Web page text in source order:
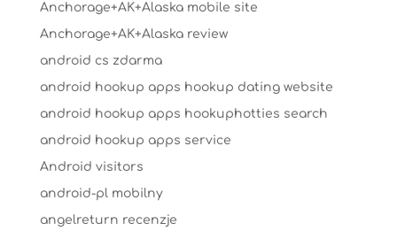
Anchorage+AK+Alaska mobile site
Anchorage+AK+Alaska review
android cs zdarma
android hookup apps hookup dating website
android hookup apps hookuphotties search
android hookup apps service
Android visitors
android-pl mobilny
angelreturn recenzje